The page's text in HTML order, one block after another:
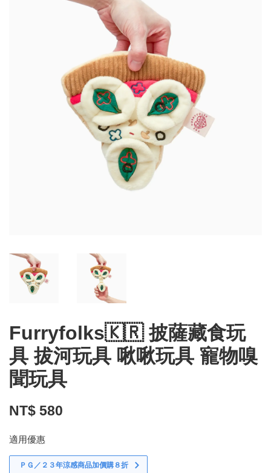
Furryfolks🇰🇷 披薩藏食玩
具 拔河玩具 啾啾玩具 寵物嗅
聞玩具
NT$ 580
適用優惠
ＰＧ／２３年涼感商品加價購８折